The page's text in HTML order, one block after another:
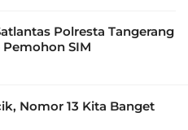
Polresta Tangerang
SIM
Nomor 13 Kita Banget